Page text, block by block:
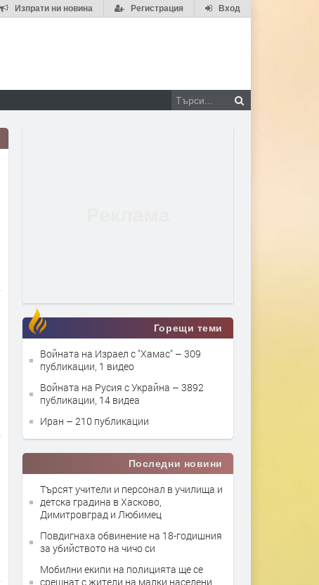
Вход
Регистрация
Изпрати ни новина
Горещи теми
Войната на Израел с "Хамас" – 309
публикации, 1 видео
Войната на Русия с Украйна – 3892
публикации, 14 видеа
Иран – 210 публикации
Последни новини
Търсят учители и персонал в училища и
детска градина в Хасково,
Димитровград и Любимец
Повдигнаха обвинение на 18-годишния
за убийството на чичо си
Мобилни екипи на полицията ще се
срещнат с жители на малки населени